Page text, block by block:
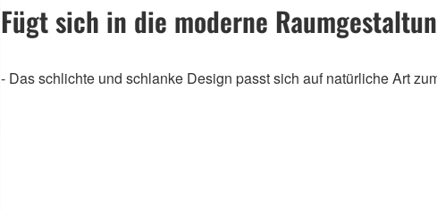
Fügt sich in die moderne
- Das schlichte und schlanke Design passt sich auf natürliche Art